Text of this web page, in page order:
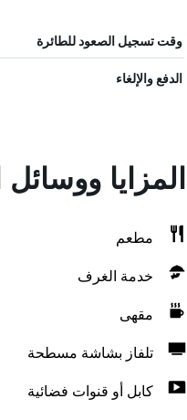
وقت تسجيل الصعود للطائرة
الدفع والإلغاء
المزايا
مطعم
خدمة الغرف
مقهى
تلفاز بشاشة مسطحة
كابل أو قنوات فضائية